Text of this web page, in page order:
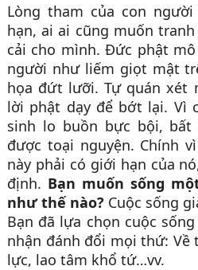
Lòng tham của con
hạn, ai ai cũng muốn
cải cho mình. Đức phật
người như liếm giọt mật
họa đứt lưỡi. Tự quán xét
lời phật dạy để bớt lại. Vì
sinh lo buồn bực bội,
được toại nguyện. Chính
này phải có giới hạn của
định. Bạn muốn sống
như thế nào? Cuộc sống
Bạn đã lựa chọn cuộc
nhận đánh đổi mọi thứ:
lực, lao tâm khổ tứ…vv.